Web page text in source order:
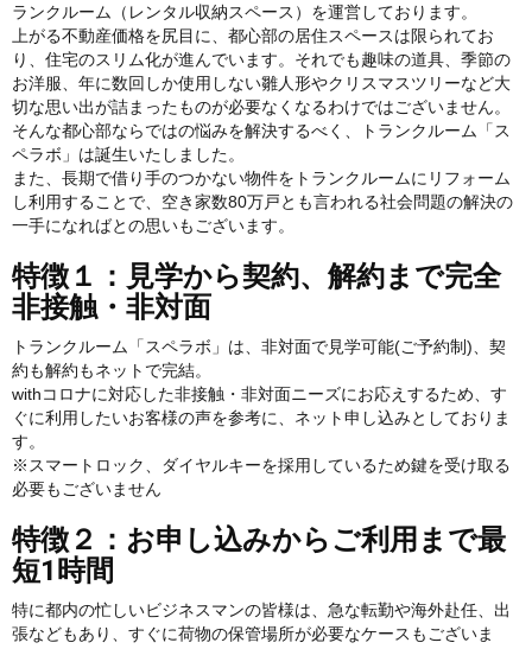
ランクルーム（レンタル収納スペース）を運営しております。
上がる不動産価格を尻目に、都心部の居住スペースは限られてお
り、住宅のスリム化が進んでいます。それでも趣味の道具、季節の
お洋服、年に数回しか使用しない雛人形やクリスマスツリーなど大
切な思い出が詰まったものが必要なくなるわけではございません。
そんな都心部ならではの悩みを解決するべく、トランクルーム「ス
ペラボ」は誕生いたしました。
また、長期で借り手のつかない物件をトランクルームにリフォーム
し利用することで、空き家数80万戸とも言われる社会問題の解決の
一手になればとの思いもございます。
特徴１：見学から契約、解約まで完全
非接触・非対面
トランクルーム「スペラボ」は、非対面で見学可能(ご予約制)、契
約も解約もネットで完結。
withコロナに対応した非接触・非対面ニーズにお応えするため、す
ぐに利用したいお客様の声を参考に、ネット申し込みとしておりま
す。
※スマートロック、ダイヤルキーを採用しているため鍵を受け取る
必要もございません
特徴２：お申し込みからご利用まで最
短1時間
特に都内の忙しいビジネスマンの皆様は、急な転勤や海外赴任、出
張などもあり、すぐに荷物の保管場所が必要なケースもございま